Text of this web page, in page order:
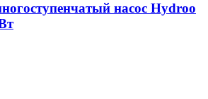
насос Hydroo